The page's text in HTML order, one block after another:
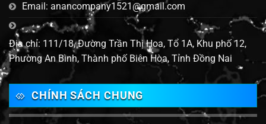
Email: anancompany1521@gmail.com
Địa chỉ: 111/18, Đường Trần Thị Hoa, Tổ 1A, Khu phố 12,
Phường An Bình, Thành phố Biên Hòa, Tỉnh Đồng Nai
CHÍNH SÁCH CHUNG